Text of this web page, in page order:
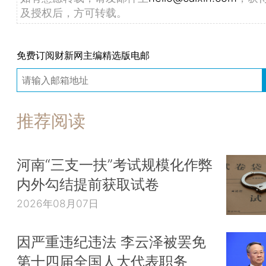
及授权后，方可转载。
免费订阅财新网主编精选版电邮
推荐阅读
河南“三支一扶”考试规模化作弊
内外勾结提前获取试卷
2026年08月07日
因严重违纪违法 李云泽被罢免
第十四届全国人大代表职务